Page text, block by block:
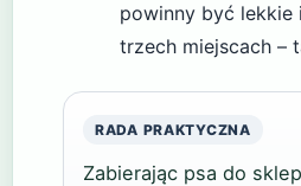
powinny być lekkie
trzech miejscach –
RADA PRAKTYCZNA
Zabierając psa do